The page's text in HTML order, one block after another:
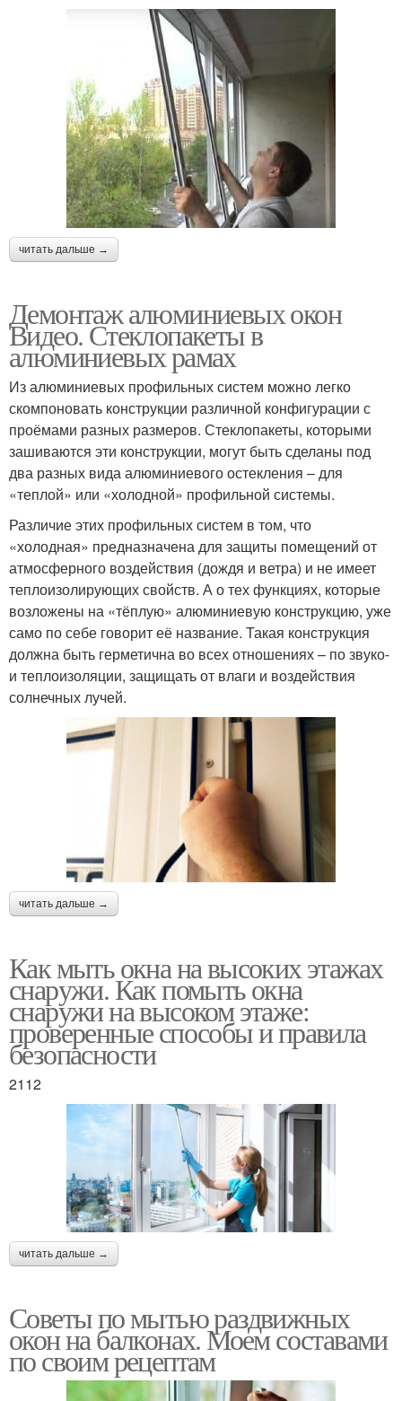
читать дальше →
Демонтаж алюминиевых окон
Видео. Стеклопакеты в
алюминиевых рамах
Из алюминиевых профильных систем можно легко
скомпоновать конструкции различной конфигурации с
проёмами разных размеров. Стеклопакеты, которыми
зашиваются эти конструкции, могут быть сделаны под
два разных вида алюминиевого остекления – для
«теплой» или «холодной» профильной системы.
Различие этих профильных систем в том, что
«холодная» предназначена для защиты помещений от
атмосферного воздействия (дождя и ветра) и не имеет
теплоизолирующих свойств. А о тех функциях, которые
возложены на «тёплую» алюминиевую конструкцию, уже
само по себе говорит её название. Такая конструкция
должна быть герметична во всех отношениях – по звуко-
и теплоизоляции, защищать от влаги и воздействия
солнечных лучей.
читать дальше →
Как мыть окна на высоких этажах
снаружи. Как помыть окна
снаружи на высоком этаже:
проверенные способы и правила
безопасности
2112
читать дальше →
Советы по мытью раздвижных
окон на балконах. Моем составами
по своим рецептам